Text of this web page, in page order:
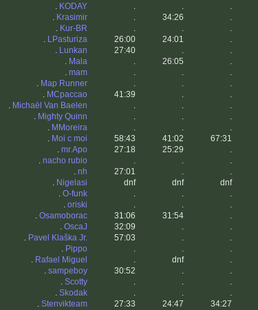
. KODAY . . .
. Krasimir . 34:26 .
. Kur-BR . . .
. LPasturiza 26:00 24:01 .
. Lunkan 27:40 . .
. Mala . 26:05 .
. mam . . .
. Map Runner . . .
. MCpaccao 41:39 . .
. Michaël Van Baelen . . .
. Mighty Quinn . . .
. MMoreira . . .
. Moi c moi 58:43 41:02 67:31
. mr.Apo 27:18 25:29 .
. nacho rubio . . .
. nh 27:01 . .
. Nigelasi dnf dnf dnf
. O-funk . . .
. oriski . . .
. Osamoborac 31:06 31:54 .
. OscaJ 32:09 . .
. Pavel Klaška Jr. 57:03 . .
. Pippo . . .
. Rafael Miguel . dnf .
. sampeboy 30:52 . .
. Scotty . . .
. Skodak . . .
. Stenvikteam 27:33 24:47 34:27